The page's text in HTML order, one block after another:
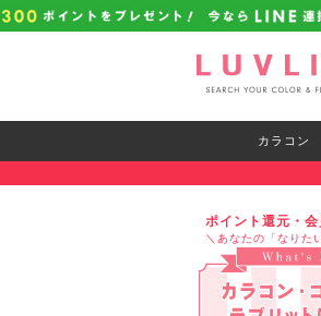
カラコン
ポイント還元・
＼あなたの「なりた